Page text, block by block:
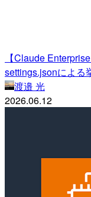
【Claude
settings.jsonによる
渡邉 光
2026.06.12